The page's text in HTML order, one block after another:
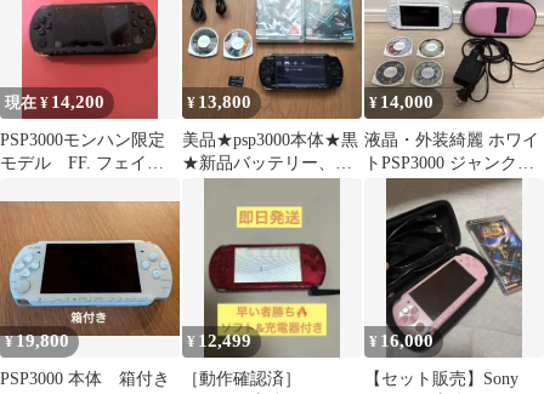
現在 ¥ 14,200
PSP3000モンハン限定
モデル FF. フェイト
etc
¥ 13,800
美品★psp3000本体★黒
★新品バッテリー、ゲ
充電器付き
¥ 14,000
液晶・外装綺麗 ホワイ
トPSP3000 ジャンク出
¥19,800
PSP3000 本体 箱付き
¥ 12,499
［動作確認済］
¥ 16,000
【セット販売】Sony